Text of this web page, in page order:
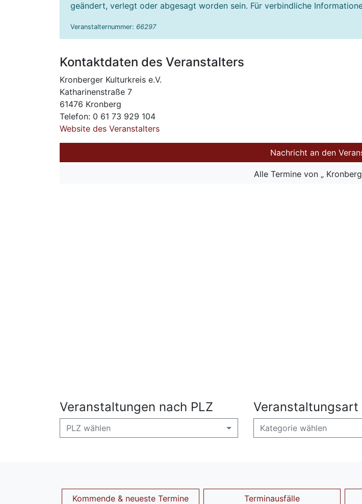
geändert, verlegt oder abgesagt worden sein. Für verbindliche
Veranstalternummer: 66297
Kontaktdaten des Veranstalters
Kronberger Kulturkreis e.V.
Katharinenstraße 7
61476 Kronberg
Telefon: 0 61 73 929 104
Website des Veranstalters
Nachricht an den
Alle Termine von „
Veranstaltungen nach PLZ
PLZ wählen
Veranstaltungsart
Kategorie wählen
Kommende & neueste Termine Terminausfälle